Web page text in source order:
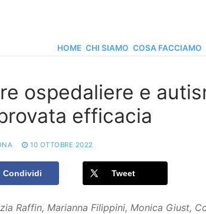
HOME CHI SIAMO COSA FACCIAMO
ospedaliere e
efficacia
10 OTTOBRE 2022
Condividi Tweet
Raffin, Marianna Filippini, Monica Giust,